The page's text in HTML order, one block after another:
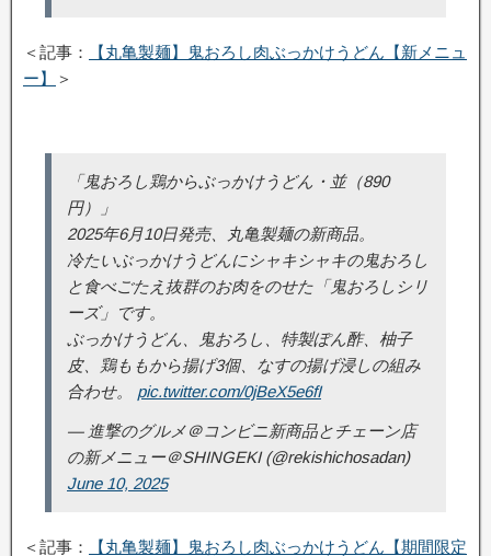
＜記事：
【丸亀製麺】鬼おろし肉ぶっかけうどん【新メニュ
ー】
＞
「鬼おろし鶏からぶっかけうどん・並（890
円）」
2025年6月10日発売、丸亀製麺の新商品。
冷たいぶっかけうどんにシャキシャキの鬼おろし
と食べごたえ抜群のお肉をのせた「鬼おろしシリ
ーズ」です。
ぶっかけうどん、鬼おろし、特製ぽん酢、柚子
皮、鶏ももから揚げ3個、なすの揚げ浸しの組み
合わせ。 pic.twitter.com/0jBeX5e6fI
— 進撃のグルメ＠コンビニ新商品とチェーン店
の新メニュー＠SHINGEKI (@rekishichosadan)
June 10, 2025
＜記事： 【丸亀製麺】鬼おろし肉ぶっかけうどん【期間限定